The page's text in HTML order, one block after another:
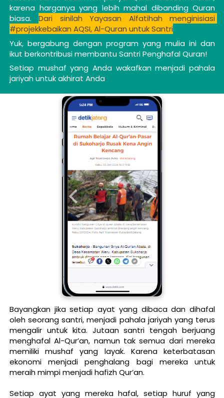
karena harganya yang lebih mahal dibanding Quran
biasa. Dari sinilah Yayasan Alfatihah menginisiasi
#projekkebaikan AQSI, Al-Quran untuk Santri
Yuk, bergabung dengan program yang mulia ini dan
ikut berkontribusi membantu Santri Penghafal Quran!
Setiap mushaf yang Anda wakafkan menjadi pahala
jariyah untuk akhirat Anda
Bayangkan jika setiap ayat yang dibaca dan dihafal
oleh seorang santri, menjadi pahala jariyah yang terus
mengalir untuk kita. Jutaan santri tengah berjuang
menghafal Al-Qur’an, namun tak semua dari mereka
memiliki mushaf yang layak. Karena keterbatasan
ekonomi menjadi penghalang bagi mereka untuk
meraih mimpi menjadi hafizh Qur’an.
Setiap ayat yang mereka hafal, setiap huruf yang